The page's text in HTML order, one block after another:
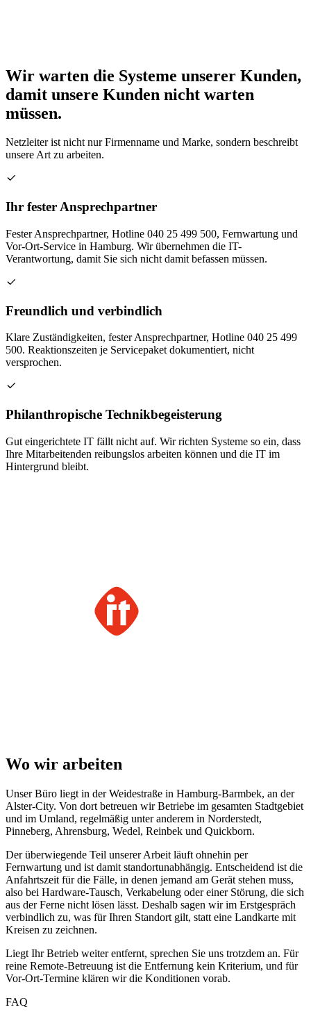
Wir warten die Systeme unserer Kunden,
damit unsere Kunden nicht warten
müssen.
Netzleiter ist nicht nur Firmenname und Marke, sondern beschreibt
unsere Art zu arbeiten.
Ihr fester Ansprechpartner
Fester Ansprechpartner, Hotline 040 25 499 500, Fernwartung und
Vor-Ort-Service in Hamburg. Wir übernehmen die IT-
Verantwortung, damit Sie sich nicht damit befassen müssen.
Freundlich und verbindlich
Klare Zuständigkeiten, fester Ansprechpartner, Hotline 040 25 499
500. Reaktionszeiten je Servicepaket dokumentiert, nicht
versprochen.
Philanthropische Technikbegeisterung
Gut eingerichtete IT fällt nicht auf. Wir richten Systeme so ein, dass
Ihre Mitarbeitenden reibungslos arbeiten können und die IT im
Hintergrund bleibt.
Wo wir arbeiten
Unser Büro liegt in der Weidestraße in Hamburg-Barmbek, an der
Alster-City. Von dort betreuen wir Betriebe im gesamten Stadtgebiet
und im Umland, regelmäßig unter anderem in Norderstedt,
Pinneberg, Ahrensburg, Wedel, Reinbek und Quickborn.
Der überwiegende Teil unserer Arbeit läuft ohnehin per
Fernwartung und ist damit standortunabhängig. Entscheidend ist die
Anfahrtszeit für die Fälle, in denen jemand am Gerät stehen muss,
also bei Hardware-Tausch, Verkabelung oder einer Störung, die sich
aus der Ferne nicht lösen lässt. Deshalb sagen wir im Erstgespräch
verbindlich zu, was für Ihren Standort gilt, statt eine Landkarte mit
Kreisen zu zeichnen.
Liegt Ihr Betrieb weiter entfernt, sprechen Sie uns trotzdem an. Für
reine Remote-Betreuung ist die Entfernung kein Kriterium, und für
Vor-Ort-Termine klären wir die Konditionen vorab.
FAQ